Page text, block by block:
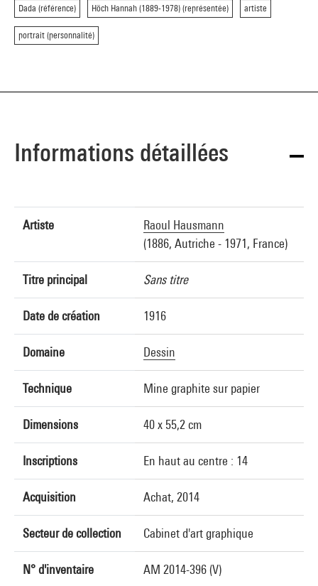
Dada (référence) Höch Hannah (1889-1978) (représentée) artiste
portrait (personnalité)
Informations détaillées
Artiste
Raoul Hausmann
(1886, Autriche - 1971, France)
Titre principal Sans titre
Date de création 1916
Domaine Dessin
Technique Mine graphite sur papier
Dimensions 40 x 55,2 cm
Inscriptions En haut au centre : 14
Acquisition Achat, 2014
Secteur de collection Cabinet d'art graphique
N° d'inventaire AM 2014-396 (V)